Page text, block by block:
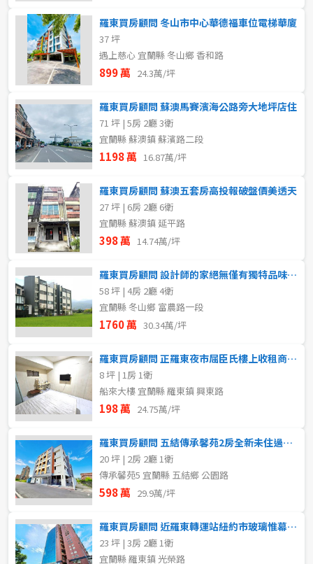
售價
不拘
2房
4房
租金(元)
羅東買房顧問 冬山市中心華德福車位電梯華廈
37 坪
遇上慈心 宜蘭縣 冬山鄉 香和路
899 萬 24.3萬/坪
羅東買房顧問 蘇澳馬賽濱海公路旁大地坪店住
71 坪 | 5房 2廳 3衛
宜蘭縣 蘇澳鎮 蘇濱路二段
1198 萬 16.87萬/坪
羅東買房顧問 蘇澳五套房高投報破盤價美透天
27 坪 | 6房 2廳 6衛
宜蘭縣 蘇澳鎮 延平路
398 萬 14.74萬/坪
羅東買房顧問 設計師的家絕無僅有獨特品味景觀別墅
58 坪 | 4房 2廳 4衛
宜蘭縣 冬山鄉 富農路一段
1760 萬 30.34萬/坪
羅東買房顧問 正羅東夜市屈臣氏樓上收租商業區套房
8 坪 | 1房 1衛
船來大樓 宜蘭縣 羅東鎮 興東路
198 萬 24.75萬/坪
羅東買房顧問 五結傳承馨苑2房全新未住過景觀華廈
20 坪 | 2房 2廳 1衛
傳承馨苑5 宜蘭縣 五結鄉 公園路
598 萬 29.9萬/坪
羅東買房顧問 近羅東轉運站紐約市玻璃惟幕景觀美3房
23 坪 | 3房 2廳 1衛
宜蘭縣 羅東鎮 光榮路